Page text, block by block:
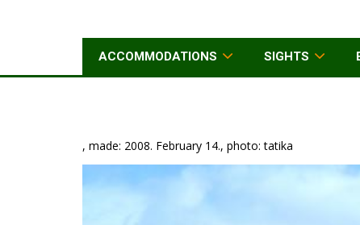
ACCOMMODATIONS SIGHTS
, made: 2008. February 14., photo: tatika